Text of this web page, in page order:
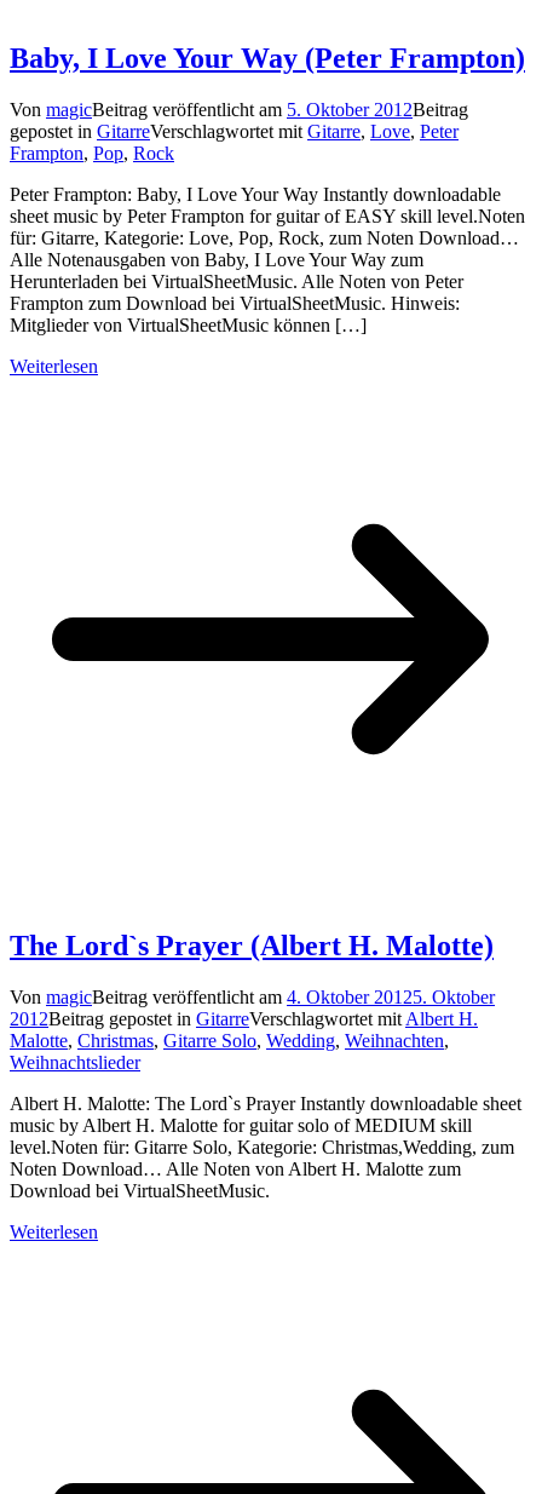
Baby, I Love Your Way (Peter Frampton)
Von magicBeitrag veröffentlicht am 5. Oktober 2012Beitrag
gepostet in GitarreVerschlagwortet mit Gitarre, Love, Peter
Frampton, Pop, Rock
Peter Frampton: Baby, I Love Your Way Instantly downloadable
sheet music by Peter Frampton for guitar of EASY skill level.Noten
für: Gitarre, Kategorie: Love, Pop, Rock, zum Noten Download…
Alle Notenausgaben von Baby, I Love Your Way zum
Herunterladen bei VirtualSheetMusic. Alle Noten von Peter
Frampton zum Download bei VirtualSheetMusic. Hinweis:
Mitglieder von VirtualSheetMusic können […]
Weiterlesen
The Lord`s Prayer (Albert H. Malotte)
Von magicBeitrag veröffentlicht am 4. Oktober 20125. Oktober
2012Beitrag gepostet in GitarreVerschlagwortet mit Albert H.
Malotte, Christmas, Gitarre Solo, Wedding, Weihnachten,
Weihnachtslieder
Albert H. Malotte: The Lord`s Prayer Instantly downloadable sheet
music by Albert H. Malotte for guitar solo of MEDIUM skill
level.Noten für: Gitarre Solo, Kategorie: Christmas,Wedding, zum
Noten Download… Alle Noten von Albert H. Malotte zum
Download bei VirtualSheetMusic.
Weiterlesen